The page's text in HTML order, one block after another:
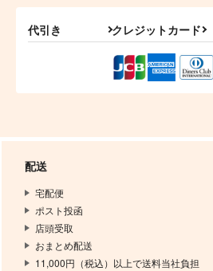
代引き クレジットカード
配送
宅配便
ポスト投函
店頭受取
おまとめ配送
11,000円（税込）以上で送料当社負担